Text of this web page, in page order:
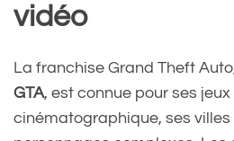
vidéo
La franchise Grand Theft
GTA, est connue pour ses
cinématographique, ses villes